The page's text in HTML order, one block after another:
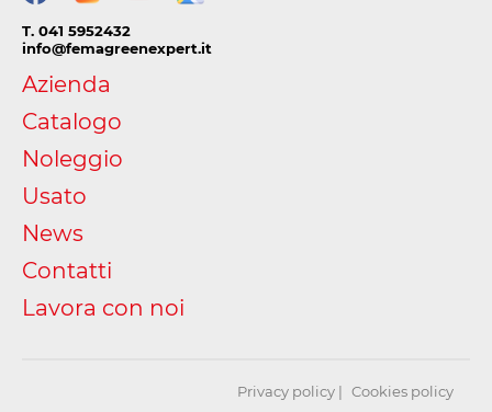
T. 041 5952432
info@femagreenexpert.it
Azienda
Catalogo
Noleggio
Usato
News
Contatti
Lavora con noi
Privacy policy Cookies policy